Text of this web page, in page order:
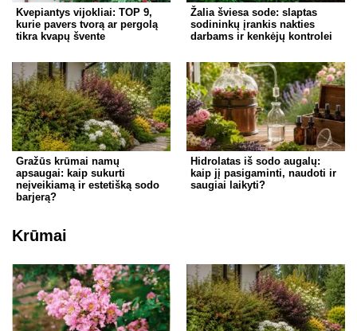
Kvepiantys vijokliai: TOP 9,
kurie pavers tvorą ar pergolą
tikra kvapų švente
Žalia šviesa sode: slaptas
sodininkų įrankis nakties
darbams ir kenkėjų kontrolei
Gražūs krūmai namų
apsaugai: kaip sukurti
neįveikiamą ir estetišką sodo
barjerą?
Hidrolatas iš sodo augalų:
kaip jį pasigaminti, naudoti ir
saugiai laikyti?
Krūmai